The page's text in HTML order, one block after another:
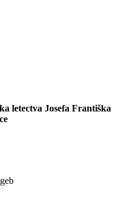
letectva Josefa Františka